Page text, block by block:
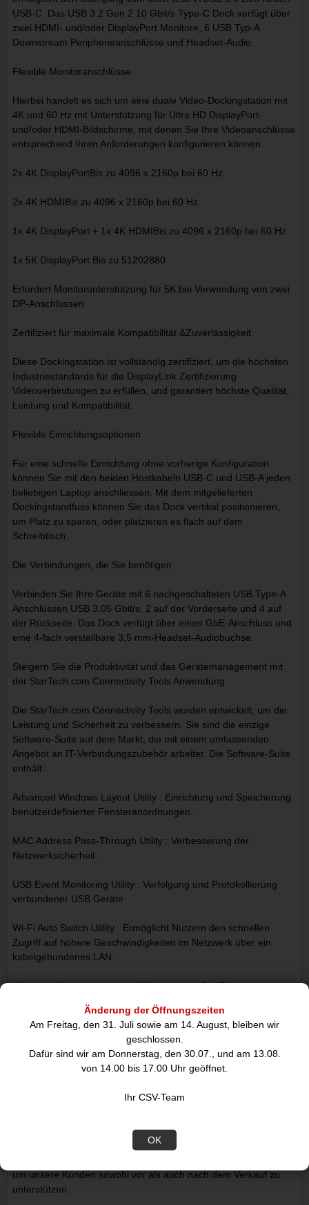
Änderung der Öffnungszeiten
Am Freitag, den 31. Juli sowie am 14. August, bleiben wir
geschlossen.
Dafür sind wir am Donnerstag, den 30.07., und am 13.08.
von 14.00 bis 17.00 Uhr geöffnet.
Ihr CSV-Team
OK
USB-C. Das USB 3.2 Gen 2 10 Gbit/s Type-C Dock verfügt über
zwei HDMI- und/oder DisplayPort Monitore, 6 USB Typ-A
Downstream Peripherieanschlüsse und Headset-Audio.
Flexible Monitoranschlüsse
Hierbei handelt es sich um eine duale Video-Dockingstation mit
4K und 60 Hz mit Unterstützung für Ultra HD DisplayPort-
und/oder HDMI-Bildschirme, mit denen Sie Ihre Videoanschlüsse
entsprechend Ihren Anforderungen konfigurieren können.
2x 4K DisplayPortBis zu 4096 x 2160p bei 60 Hz
2x 4K HDMIBis zu 4096 x 2160p bei 60 Hz
1x 4K DisplayPort + 1x 4K HDMIBis zu 4096 x 2160p bei 60 Hz
1x 5K DisplayPort Bis zu 51202880
Erfordert Monitorunterstützung für 5K bei Verwendung von zwei
DP-Anschlüssen
Zertifiziert für maximale Kompatibilität &Zuverlässigkeit
Diese Dockingstation ist vollständig zertifiziert, um die höchsten
Industriestandards für die DisplayLink Zertifizierung
Videoverbindungen zu erfüllen, und garantiert höchste Qualität,
Leistung und Kompatibilität.
Flexible Einrichtungsoptionen
Für eine schnelle Einrichtung ohne vorherige Konfiguration
können Sie mit den beiden Hostkabeln USB-C und USB-A jeden
beliebigen Laptop anschliessen. Mit dem mitgelieferten
Dockingstandfuss können Sie das Dock vertikal positionieren,
um Platz zu sparen, oder platzieren es flach auf dem
Schreibtisch.
Die Verbindungen, die Sie benötigen
Verbinden Sie Ihre Geräte mit 6 nachgeschalteten USB Type-A
Anschlüssen USB 3.05 Gbit/s, 2 auf der Vorderseite und 4 auf
der Rückseite. Das Dock verfügt über einen GbE-Anschluss und
eine 4-fach verstellbare 3,5 mm-Headset-Audiobuchse.
Steigern Sie die Produktivität und das Gerätemanagement mit
der StarTech.com Connectivity Tools Anwendung
Die StarTech.com Connectivity Tools wurden entwickelt, um die
Leistung und Sicherheit zu verbessern. Sie sind die einzige
Software-Suite auf dem Markt, die mit einem umfassenden
Angebot an IT-Verbindungszubehör arbeitet. Die Software-Suite
enthält:
Advanced Windows Layout Utility : Einrichtung und Speicherung
benutzerdefinierter Fensteranordnungen.
MAC Address Pass-Through Utility : Verbesserung der
Netzwerksicherheit.
USB Event Monitoring Utility : Verfolgung und Protokollierung
verbundener USB Geräte
Wi-Fi Auto Switch Utility : Ermöglicht Nutzern den schnellen
Zugriff auf höhere Geschwindigkeiten im Netzwerk über ein
kabelgebundenes LAN.
Weitere Informationen und die Anwendung StarTech.com
www.StarTech.com/Connectivity-Tools
Erste Wahl für IT-Profis - seit 1985
Bei StarTech.com führen wir umfassende Kompatibilitäts- und
sicherzustellen, dass wir die Branchenstandards erfüllen oder
anbieten. Unsere lokalen technischen Berater von StarTech.com
verfügen über umfassende Produktkenntnisse und arbeiten
um unsere Kunden sowohl vor als auch nach dem Verkauf zu
unterstützen.